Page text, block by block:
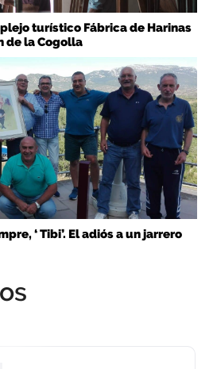
turístico Fábrica de Harinas
de la Cogolla
‘ Tibi’. El adiós a un jarrero